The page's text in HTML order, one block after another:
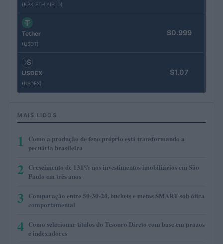
(KPK ETH YIELD)
Tether
(USDT)
$0.999
USDEX
(USDEX)
$1.07
MAIS LIDOS
1
Como a produção de feno próprio está transformando a
pecuária brasileira
2 Crescimento de 131% nos investimentos imobiliários em São
Paulo em três anos
3 Comparação entre 50-30-20, buckets e metas SMART sob ótica
comportamental
4 Como selecionar títulos do Tesouro Direto com base em prazos
e indexadores